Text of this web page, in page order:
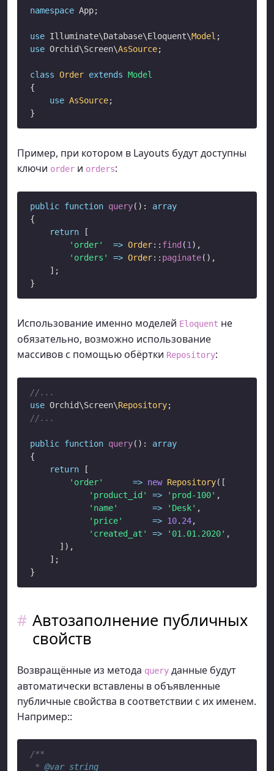
namespace App;
use Illuminate\Database\Eloquent\Model
use Orchid\Screen\AsSource;
class Order extends Model
{
use AsSource;
Пример, при котором в Layouts будут доступны
ключи order и orders:
public function query(): array
{
return [
'order'
=> Order:: find (1 ),
'orders'
=> Order:: paginate(),
    ];
Использование именно моделей Eloquent не
обязательно, возможно использование
массивов с помощью обёртки Repository:
//...
use Orchid\Screen\Repository
//...
public function query(): array
{
return [
'order'
=> new Repository([
'product_id'
=> 'prod-100' ,
'name'
=> 'Desk' ,
'price'
=> 10. 24,
'created_at'
=> '01.01.2020' ,
      ]),
    ];
Автозаполнение публичных
свойств
Возвращённые из метода query данные будут
автоматически вставлены в объявленные
публичные свойства в соответствии с их именем.
Например::
/**
* @var string